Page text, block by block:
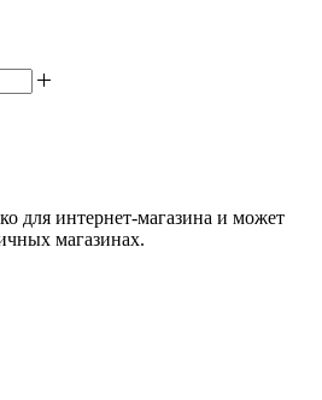
для интернет-магазина и может
магазинах.